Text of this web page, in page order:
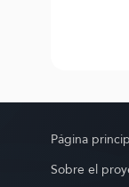
Página
Sobre el